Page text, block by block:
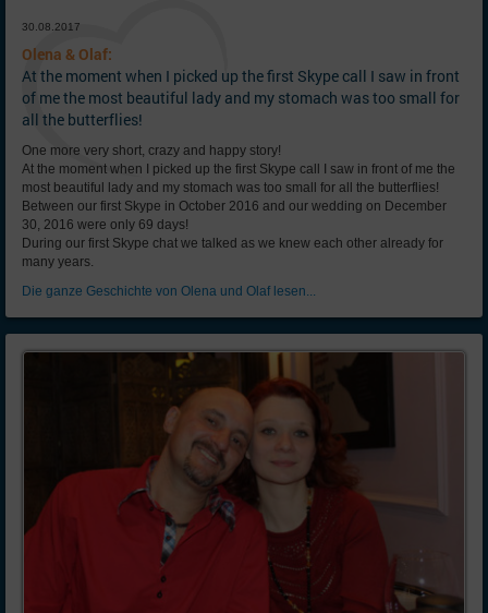
30.08.2017
Olena & Olaf:
At the moment when I picked up the first Skype call I saw in front
of me the most beautiful lady and my stomach was too small for
all the butterflies!
One more very short, crazy and happy story!
At the moment when I picked up the first Skype call I saw in front of me the
most beautiful lady and my stomach was too small for all the butterflies!
Between our first Skype in October 2016 and our wedding on December
30, 2016 were only 69 days!
During our first Skype chat we talked as we knew each other already for
many years.
Die ganze Geschichte von Olena und Olaf lesen...